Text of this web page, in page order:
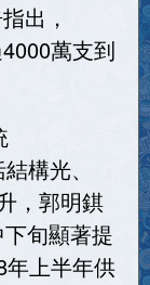
出，
萬支到
構光、
，郭明錤
旬顯著提
年上半年供